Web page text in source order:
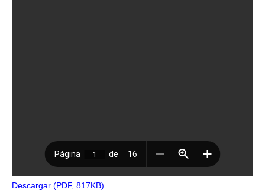
Descargar (PDF, 817KB)